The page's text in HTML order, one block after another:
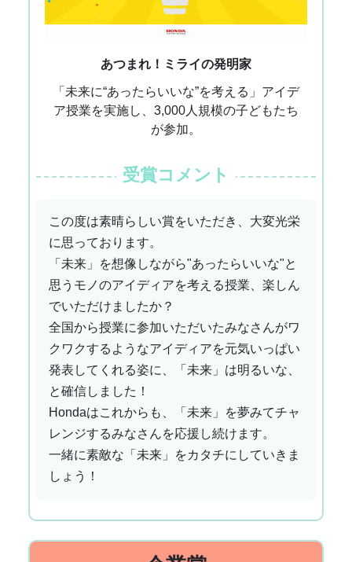
あつまれ！ミライの発明家
「未来に“あったらいいな”を考える」アイデ
ア授業を実施し、3,000人規模の子どもたち
が参加。
受賞コメント
この度は素晴らしい賞をいただき、大変光栄
に思っております。
「未来」を想像しながら"あったらいいな"と
思うモノのアイディアを考える授業、楽しん
でいただけましたか？
全国から授業に参加いただいたみなさんがワ
クワクするようなアイディアを元気いっぱい
発表してくれる姿に、「未来」は明るいな、
と確信しました！
Hondaはこれからも、「未来」を夢みてチャ
レンジするみなさんを応援し続けます。
一緒に素敵な「未来」をカタチにしていきま
しょう！